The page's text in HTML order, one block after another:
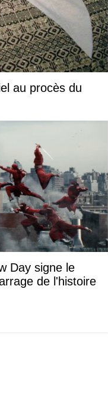
au procès du
Day signe le
de l'histoire